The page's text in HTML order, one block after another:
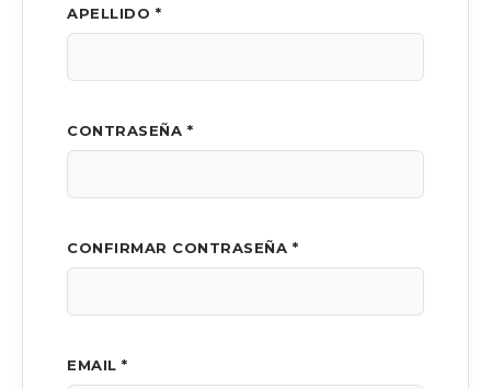
APELLIDO *
CONTRASEÑA *
CONFIRMAR CONTRASEÑA *
EMAIL *